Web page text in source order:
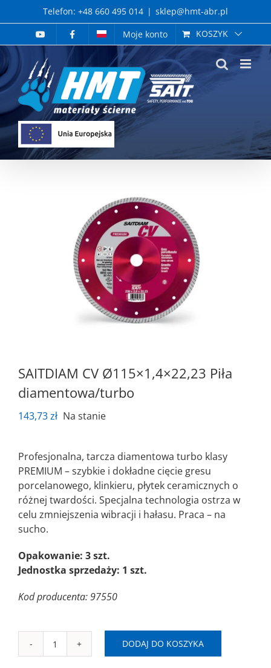
to
Telefon: +48 660 495 014 | sklep@hmt-abr.pl
Moje konto
KOSZYK
SAITDIAM CV Ø115×1,4×22,23 Piła
diamentowa/turbo
143,73zł Na stanie
Profesjonalna, tarcza diamentowa turbo klasy
PREMIUM – szybkie i dokładne cięcie gresu
porcelanowego, klinkieru, płytek ceramicznych o
różnej twardości. Specjalna technologia ostrza w
celu zmniejszenia wibracji i hałasu. Praca – na
sucho.
Opakowanie: 3 szt.
Jednostka sprzedaży: 1 szt.
Kod producenta: 97550
ilość
DODAJ DO KOSZYKA